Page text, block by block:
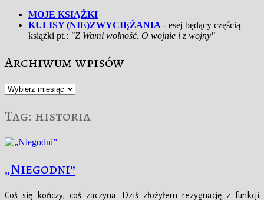
MOJE KSIĄŻKI
KULISY (NIE)ZWYCIĘŻANIA - esej będący częścią
książki pt.: "Z Wami wolność. O wojnie i z wojny"
Archiwum wpisów
Archiwum
Tag: historia
„Niegodni”
Coś się kończy, coś zaczyna. Dziś złożyłem rezygnację z funkcji